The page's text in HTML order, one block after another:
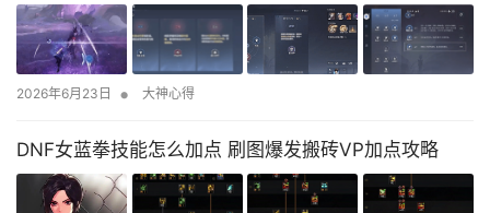
2026年6月23日 • 大神心得
DNF女蓝拳技能怎么加点 刷图爆发搬砖VP加点攻略